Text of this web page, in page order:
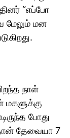
“எப்போ
மேலும் மன
நாள்
மகளுக்கு
போது
தேவையா 7